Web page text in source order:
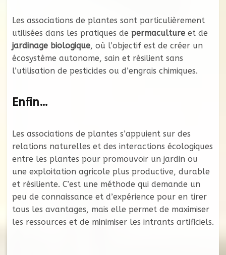
Les associations de plantes sont particulièrement
utilisées dans les pratiques de permaculture et de
jardinage biologique, où l’objectif est de créer un
écosystème autonome, sain et résilient sans
l’utilisation de pesticides ou d’engrais chimiques.
Enfin…
Les associations de plantes s’appuient sur des
relations naturelles et des interactions écologiques
entre les plantes pour promouvoir un jardin ou
une exploitation agricole plus productive, durable
et résiliente. C’est une méthode qui demande un
peu de connaissance et d’expérience pour en tirer
tous les avantages, mais elle permet de maximiser
les ressources et de minimiser les intrants artificiels.